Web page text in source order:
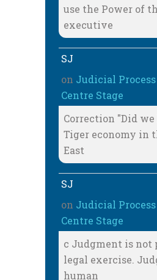
use the Power of
executive
SJ
on Judicial
Centre Stage
Correction "Did we
Tiger economy in
East
SJ
on Judicial
Centre Stage
c Judgment is not
legal exercise.
human